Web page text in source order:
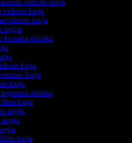
videote looja
looja
tegija
loomise tööriist
looja
looja
looja
tööriist
filmi looja
tegija
tegija
looja